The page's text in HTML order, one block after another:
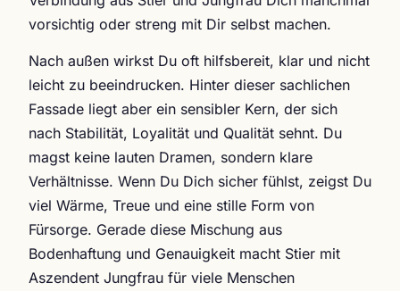
vorsichtig oder streng mit Dir selbst machen.
Nach außen wirkst Du oft hilfsbereit, klar und nicht
leicht zu beeindrucken. Hinter dieser sachlichen
Fassade liegt aber ein sensibler Kern, der sich
nach Stabilität, Loyalität und Qualität sehnt. Du
magst keine lauten Dramen, sondern klare
Verhältnisse. Wenn Du Dich sicher fühlst, zeigst Du
viel Wärme, Treue und eine stille Form von
Fürsorge. Gerade diese Mischung aus
Bodenhaftung und Genauigkeit macht Stier mit
Aszendent Jungfrau für viele Menschen